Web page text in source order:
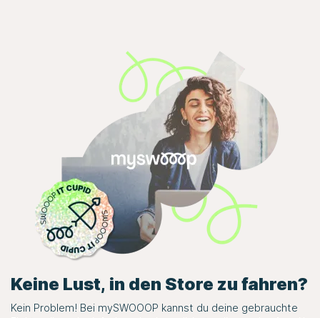
Keine Lust, in den Store zu fahren?
Kein Problem! Bei mySWOOOP kannst du deine gebrauchte